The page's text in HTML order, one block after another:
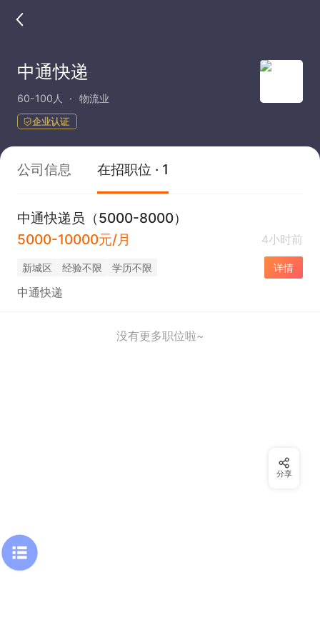
中通快递
60-100人 物流业
企业认证
公司信息 在招职位 · 1
中通快递员（5000-8000）
5000-10000元/月
4小时前
新城区 经验不限 学历不限 详情
中通快递
没有更多职位啦~
分享